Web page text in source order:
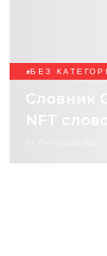
БЕЗ
Словник
NFT